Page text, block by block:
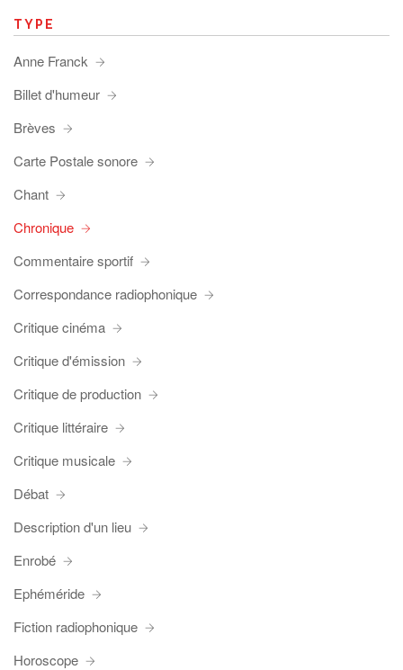
TYPE
Anne Franck
Billet d'humeur
Brèves
Carte Postale sonore
Chant
Chronique
Commentaire sportif
Correspondance radiophonique
Critique cinéma
Critique d'émission
Critique de production
Critique littéraire
Critique musicale
Débat
Description d'un lieu
Enrobé
Ephéméride
Fiction radiophonique
Horoscope